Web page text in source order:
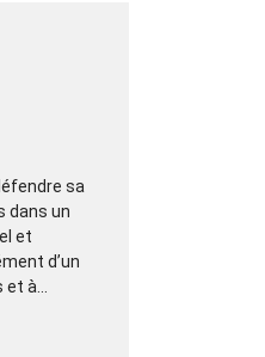
sa
dans un
et
d’un
à...